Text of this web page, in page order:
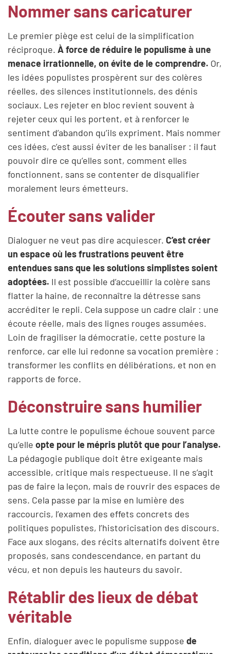
Nommer sans caricaturer
Le premier piège est celui de la simplification
réciproque. À force de réduire le populisme à une
menace irrationnelle, on évite de le comprendre. Or,
les idées populistes prospèrent sur des colères
réelles, des silences institutionnels, des dénis
sociaux. Les rejeter en bloc revient souvent à
rejeter ceux qui les portent, et à renforcer le
sentiment d’abandon qu’ils expriment. Mais nommer
ces idées, c’est aussi éviter de les banaliser : il faut
pouvoir dire ce qu’elles sont, comment elles
fonctionnent, sans se contenter de disqualifier
moralement leurs émetteurs.
Écouter sans valider
Dialoguer ne veut pas dire acquiescer. C’est créer
un espace où les frustrations peuvent être
entendues sans que les solutions simplistes soient
adoptées. Il est possible d’accueillir la colère sans
flatter la haine, de reconnaître la détresse sans
accréditer le repli. Cela suppose un cadre clair : une
écoute réelle, mais des lignes rouges assumées.
Loin de fragiliser la démocratie, cette posture la
renforce, car elle lui redonne sa vocation première :
transformer les conflits en délibérations, et non en
rapports de force.
Déconstruire sans humilier
La lutte contre le populisme échoue souvent parce
qu’elle opte pour le mépris plutôt que pour l’analyse.
La pédagogie publique doit être exigeante mais
accessible, critique mais respectueuse. Il ne s’agit
pas de faire la leçon, mais de rouvrir des espaces de
sens. Cela passe par la mise en lumière des
raccourcis, l’examen des effets concrets des
politiques populistes, l’historicisation des discours.
Face aux slogans, des récits alternatifs doivent être
proposés, sans condescendance, en partant du
vécu, et non depuis les hauteurs du savoir.
Rétablir des lieux de débat
véritable
Enfin, dialoguer avec le populisme suppose de